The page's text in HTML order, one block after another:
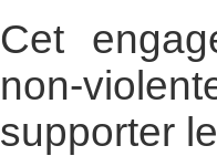
Cet
non-
supporter